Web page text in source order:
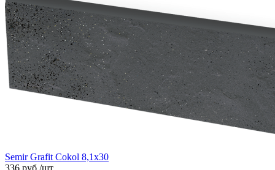
Semir Grafit Cokol 8,1x30